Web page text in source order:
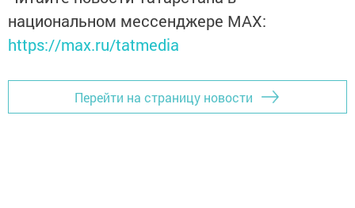
национальном мессенджере MАХ:
https://max.ru/tatmedia
Перейти на страницу новости